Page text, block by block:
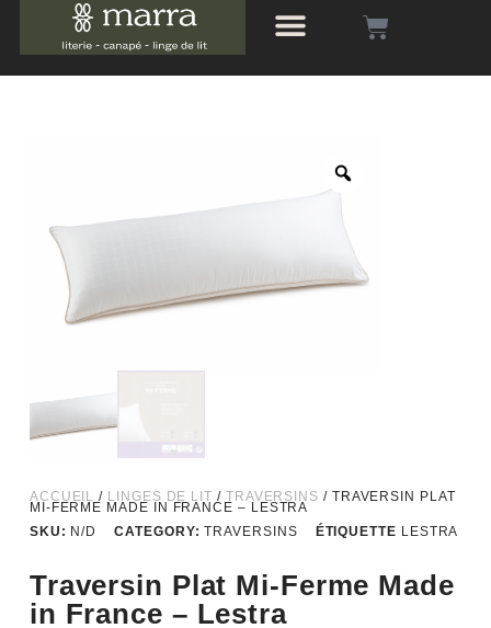
ACCUEIL / LINGES DE LIT / TRAVERSINS / TRAVERSIN PLAT
MI-FERME MADE IN FRANCE – LESTRA
SKU: N/D CATEGORY: TRAVERSINS ÉTIQUETTE LESTRA
Traversin Plat Mi-Ferme Made
in France – Lestra